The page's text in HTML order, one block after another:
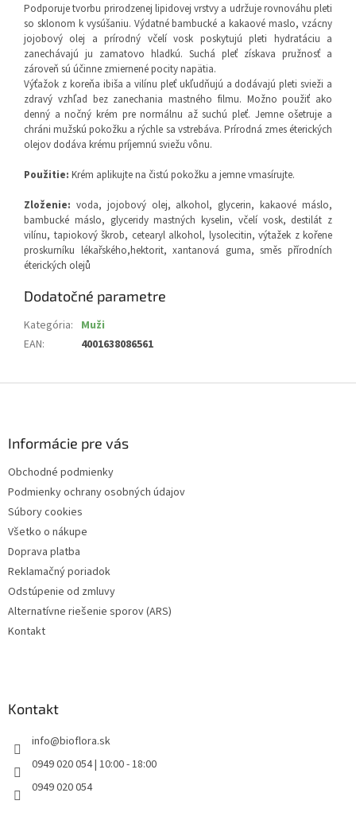
Podporuje tvorbu prirodzenej lipidovej vrstvy a udržuje rovnováhu pleti
so sklonom k vysúšaniu. Výdatné bambucké a kakaové maslo, vzácny
jojobový olej a prírodný včelí vosk poskytujú pleti hydratáciu a
zanechávajú ju zamatovo hladkú. Suchá pleť získava pružnosť a
zároveň sú účinne zmiernené pocity napätia.
Výťažok z koreňa ibiša a vilínu pleť ukľudňujú a dodávajú pleti svieži a
zdravý vzhľad bez zanechania mastného filmu. Možno použiť ako
denný a nočný krém pre normálnu až suchú pleť. Jemne ošetruje a
chráni mužskú pokožku a rýchle sa vstrebáva. Prírodná zmes éterických
olejov dodáva krému príjemnú sviežu vônu.
Použitie: Krém aplikujte na čistú pokožku a jemne vmasírujte.
Zloženie: voda, jojobový olej, alkohol, glycerin, kakaové máslo,
bambucké máslo, glyceridy mastných kyselin, včelí vosk, destilát z
vilínu, tapiokový škrob, cetearyl alkohol, lysolecitin, výtažek z kořene
proskurníku lékařského,hektorit, xantanová guma, směs přírodních
éterických olejů
Dodatočné parametre
Kategória: Muži
EAN: 4001638086561
Informácie pre vás
Obchodné podmienky
Podmienky ochrany osobných údajov
Súbory cookies
Všetko o nákupe
Doprava platba
Reklamačný poriadok
Odstúpenie od zmluvy
Alternatívne riešenie sporov (ARS)
Kontakt
Kontakt
info@bioflora.sk
0949 020 054 | 10:00 - 18:00
0949 020 054